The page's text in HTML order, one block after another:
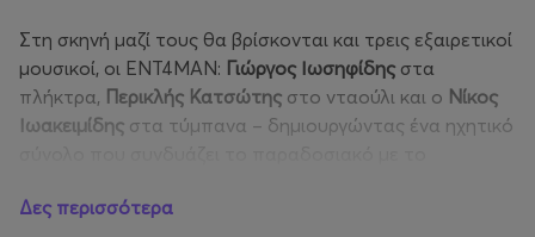
Στη σκηνή μαζί τους θα βρίσκονται και τρεις εξαιρετικοί
μουσικοί, οι ENT4MAN: Γιώργος Ιωσηφίδης στα
πλήκτρα, Περικλής Κατσώτης στο νταούλι και ο Νίκος
Ιωακειμίδης στα τύμπανα – δημιουργώντας ένα ηχητικό
κληρονομιά του Πόντου.
Δες περισσότερα